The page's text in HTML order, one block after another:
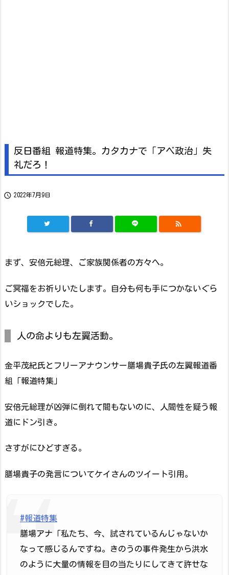
反日番組 報道特集。カタカナで「アベ政治」失
礼だろ！
 2022年7月9日

まず、安倍元総理、ご家族関係者の方々へ。
ご冥福をお祈りいたします。自分も何も手につかないぐら
いショックでした。
人の命よりも左翼活動。
金平茂紀氏とフリーアナウンサー膳場貴子氏の左翼報道番
組「報道特集」
安倍元総理が凶弾に倒れて間もないのに、人間性を疑う報
道にドン引き。
さすがにひどすぎる。
膳場貴子の発言についてケイさんのツイート引用。
#報道特集
膳場アナ「私たち、今、試されているんじゃないか
なって感じるんですね。きのうの事件発生から洪水
のように大量の情報を目の当たりにしてきて許せな